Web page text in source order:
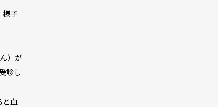
様子
）が
診し
と血